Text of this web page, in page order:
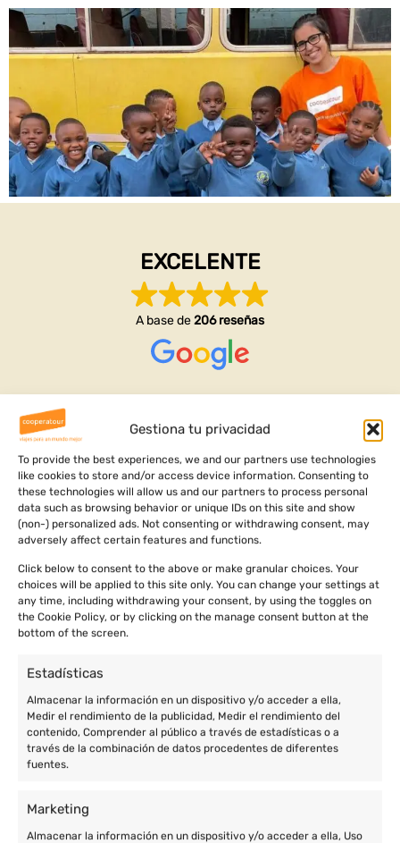
Gestiona tu privacidad
To provide the best experiences, we and our partners use technologies
like cookies to store and/or access device information. Consenting to
these technologies will allow us and our partners to process personal
data such as browsing behavior or unique IDs on this site and show
(non-) personalized ads. Not consenting or withdrawing consent, may
adversely affect certain features and functions.
Click below to consent to the above or make granular choices. Your
choices will be applied to this site only. You can change your settings at
any time, including withdrawing your consent, by using the toggles on
the Cookie Policy, or by clicking on the manage consent button at the
bottom of the screen.
Estadísticas
Almacenar la información en un dispositivo y/o acceder a ella,
Medir el rendimiento de la publicidad, Medir el rendimiento del
contenido, Comprender al público a través de estadísticas o a
través de la combinación de datos procedentes de diferentes
fuentes.
Marketing
Almacenar la información en un dispositivo y/o acceder a ella, Uso
EXCELENTE
A base de206 reseñas
Agosto 4, 2026
Gracias por esta experiencia completa que me habéis
organizado y me ha ayudado a conocer mi raíces y
ver dónde vengo
Ha sido un viaje increíble lleno de aventuras cultura y
aprendizajes personales
Leer más